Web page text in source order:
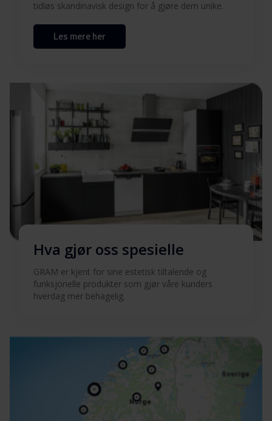
tidløs skandinavisk design for å gjøre dem unike.
Les mere her
Hva gjør oss spesielle
GRAM er kjent for sine estetisk tiltalende og
funksjonelle produkter som gjør våre kunders
hverdag mer behagelig.